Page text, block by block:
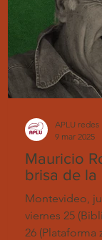
Mauricio
brisa de la
Montevideo,
viernes 25
26 (Plataforma
APLU redes
9 mar 2025